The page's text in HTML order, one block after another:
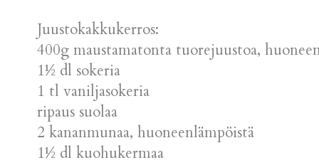
Juustokakkukerros:
400g maustamatonta tuorejuustoa,
1½ dl sokeria
1 tl vaniljasokeria
ripaus suolaa
2 kananmunaa, huoneenlämpöistä
1½ dl kuohukermaa